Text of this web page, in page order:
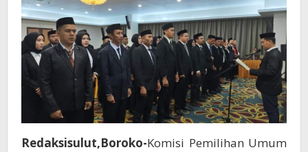
Redaksisulut,Boroko-Komisi Pemilihan Umum